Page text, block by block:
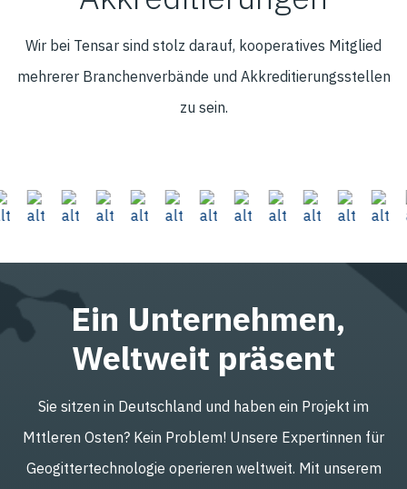
Wir bei Tensar sind stolz darauf, kooperatives Mitglied
mehrerer Branchenverbände und Akkreditierungsstellen
zu sein.
Ein Unternehmen,
Weltweit präsent
Sie sitzen in Deutschland und haben ein Projekt im
Mttleren Osten? Kein Problem! Unsere Expertinnen für
Geogittertechnologie operieren weltweit. Mit unserem